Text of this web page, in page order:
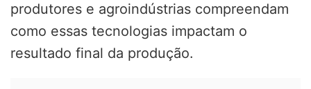
produtores e agroindústrias compreendam
como essas tecnologias impactam o
resultado final da produção.